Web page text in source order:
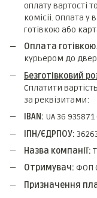
оплату вартості
комicii. Оплата у
готівкою або
Оплата готівкою
курьером до
Безготівковий
Сплатити
за реквізитами:
IBAN: UA 36
ІПН/ЄДРПОУ:
Назва компанії:
Отримувач: ФОП
Призначення